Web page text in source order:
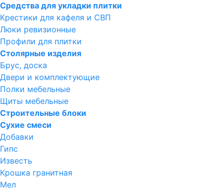
Средства для укладки плитки
Крестики для кафеля и СВП
Люки ревизионные
Профили для плитки
Столярные изделия
Брус, доска
Двери и комплектующие
Полки мебельные
Щиты мебельные
Строительные блоки
Сухие смеси
Добавки
Гипс
Известь
Крошка гранитная
Мел